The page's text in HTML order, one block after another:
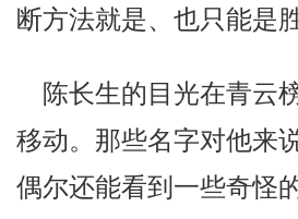
断方法就是、也只能是
陈长生的目光在青云
移动。那些名字对他来
偶尔还能看到一些奇怪